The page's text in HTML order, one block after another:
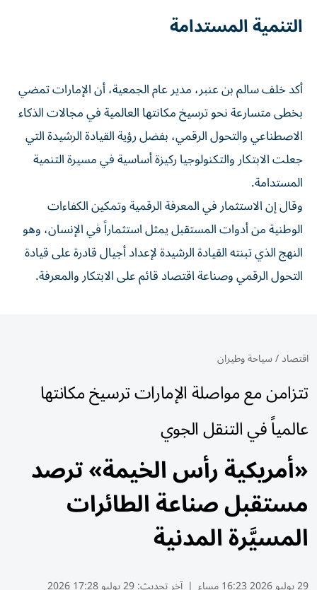
التنمية المستدامة
أكد خلف سالم بن عنبر، مدير عام الجمعية، أن الإمارات تمضي
بخطى متسارعة نحو ترسيخ مكانتها العالمية في مجالات الذكاء
الاصطناعي والتحول الرقمي، بفضل رؤية القيادة الرشيدة التي
جعلت الابتكار والتكنولوجيا ركيزة أساسية في مسيرة التنمية
المستدامة.
وقال إن الاستثمار في المعرفة الرقمية وتمكين الكفاءات
الوطنية من أدوات المستقبل يمثل استثماراً في الإنسان، وهو
النهج الذي تبنته القيادة الرشيدة لإعداد أجيال قادرة على قيادة
التحول الرقمي وصناعة اقتصاد قائم على الابتكار والمعرفة.
اقتصاد/سياحة وطيران
تتزامن مع مواصلة الإمارات ترسيخ مكانتها
عالمياً في التنقل الجوي
«أمريكية رأس الخيمة» ترصد
مستقبل صناعة الطائرات
المسيَّرة المدنية